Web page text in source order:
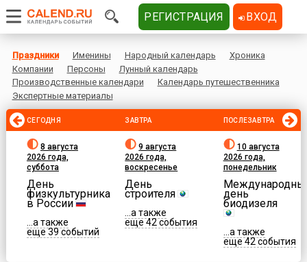
Праздники Именины Народный календарь
Хроника
Компании
Персоны
Лунный календарь
Производственные календари
Календарь путешественника
Экспертные материалы
СЕГОДНЯ
8 августа
2026 года,
суббота
День
физкультурника
в России
...а также
еще 39 событий
ЗАВТРА
9 августа
2026 года,
воскресенье
День
строителя
...а также
еще 42 события
ПОСЛЕЗАВТРА
10 августа
2026 года,
понедельник
день
биодизеля
...а также
еще 42 события
РЕГИСТРАЦИЯ ВХОД